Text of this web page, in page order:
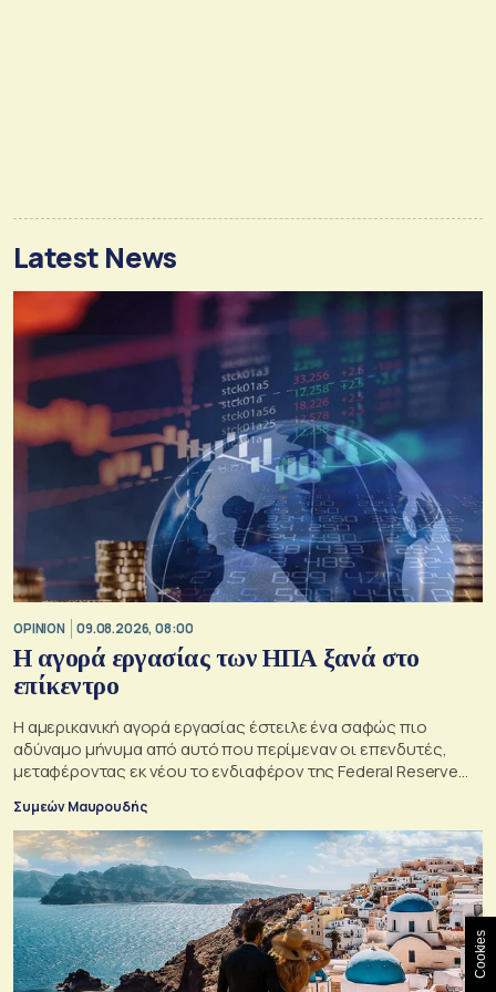
Latest News
OPINION 09.08.2026, 08:00
Η αγορά εργασίας των ΗΠΑ ξανά στο
επίκεντρο
Η αμερικανική αγορά εργασίας έστειλε ένα σαφώς πιο
αδύναμο μήνυμα από αυτό που περίμεναν οι επενδυτές,
μεταφέροντας εκ νέου το ενδιαφέρον της Federal Reserve
Συμεών Μαυρουδής
Cookies